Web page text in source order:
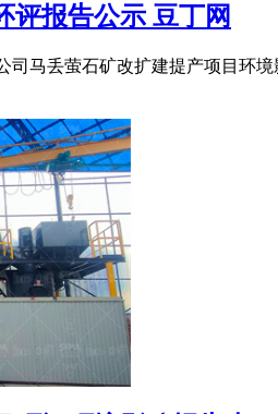
评报告公示 豆丁网
司马丢萤石矿改扩建提产项目环